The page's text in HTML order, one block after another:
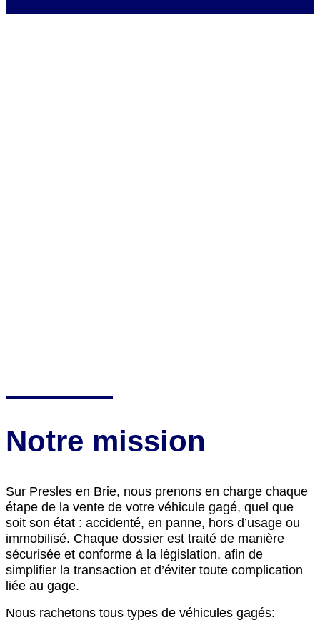
Notre mission
Sur Presles en Brie, nous prenons en charge chaque
étape de la vente de votre véhicule gagé, quel que
soit son état : accidenté, en panne, hors d’usage ou
immobilisé. Chaque dossier est traité de manière
sécurisée et conforme à la législation, afin de
simplifier la transaction et d’éviter toute complication
liée au gage.
Nous rachetons tous types de véhicules gagés: